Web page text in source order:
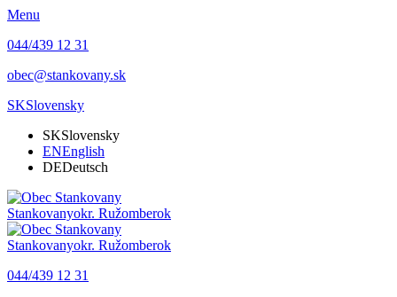
Menu
044/439 12 31
obec@stankovany.sk
SKSlovensky
SKSlovensky
ENEnglish
DEDeutsch
Stankovanyokr. Ružomberok
Stankovanyokr. Ružomberok
044/439 12 31